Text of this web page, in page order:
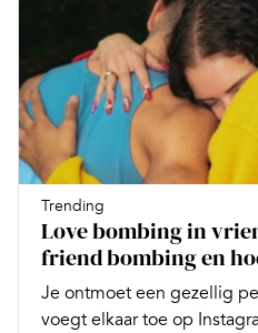
Trending
Love bombing in
friend bombing en
Je ontmoet een gezellig
voegt elkaar toe op